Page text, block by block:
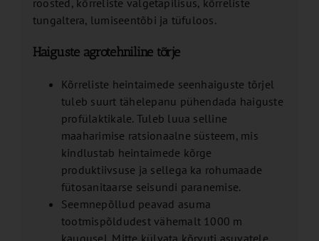
tungaltera, lumiseentõbi ja tüfuloos.
Haiguste agrotehniline tõrje
Kõrreliste heintaimede seenhaiguste tõrjel
tuleb suurt tähelepanu pühendada haiguste
profülaktikale. Tuleb luua selline
maaharimise ratsionaalne süsteem, mis
kindlustab heintaimede kõrge
produktiivsuse ja sellega ka rohumaade
fütosanitaarse seisundi paranemise.
Seemnepõllud peavad asuma
tootmispõldudest vähemalt 1000 m